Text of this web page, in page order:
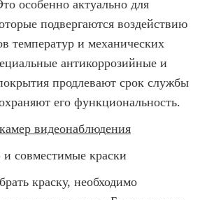
особенно актуально для
подвергаются воздействию
температур и механических
антикоррозийные и
продлевают срок службы
его функциональность.
видеонаблюдения
совместимые краски
краску, необходимо